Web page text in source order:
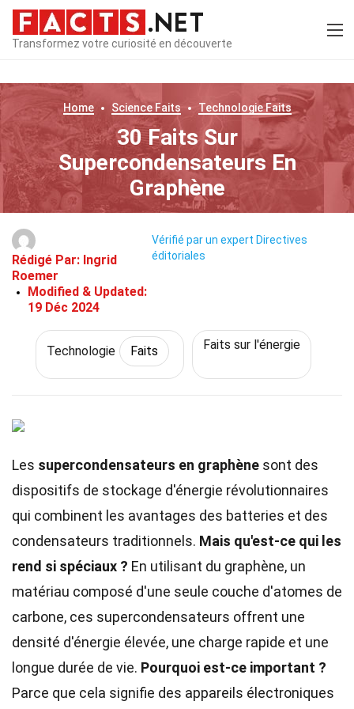
Transformez votre curiosité en découverte
Home ScienceFaits TechnologieFaits
30 Faits Sur
Supercondensateurs En
Graphène
Rédigé Par: Ingrid
Roemer
Modified & Updated:
19 Déc 2024
Vérifié par un expert Directives
éditoriales
Technologie Faits Faits sur l'énergie
Les supercondensateurs en graphène sont des
dispositifs de stockage d'énergie révolutionnaires
qui combinent les avantages des batteries et des
condensateurs traditionnels. Mais qu'est-ce qui les
rend si spéciaux ? En utilisant du graphène, un
matériau composé d'une seule couche d'atomes de
carbone, ces supercondensateurs offrent une
densité d'énergie élevée, une charge rapide et une
longue durée de vie. Pourquoi est-ce important ?
Parce que cela signifie des appareils électroniques